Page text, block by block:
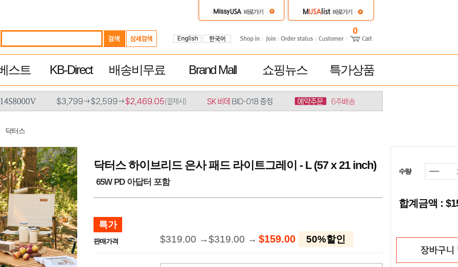
0
스트 KB-Direct 배송비무료 Brand Mall 쇼핑뉴스 특가상품
닥터스
닥터스 하이브리드 은사 패드 라이트그레이 - L (57 x 21 inch)
65W PD 아답터 포함
특가
판매가격 $319.00 →$319.00 → $159.00 50%할인
수량
합계금액 : $